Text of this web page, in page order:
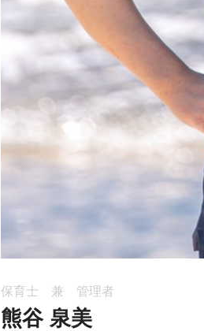
保育士 兼 管理者
熊谷 泉美